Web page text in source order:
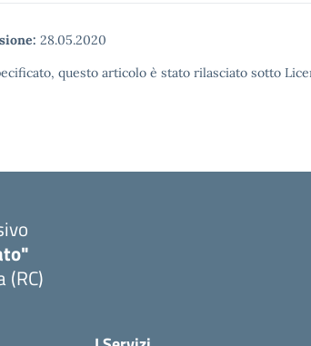
28.05.2020
questo articolo è stato rilasciato sotto
(RC)